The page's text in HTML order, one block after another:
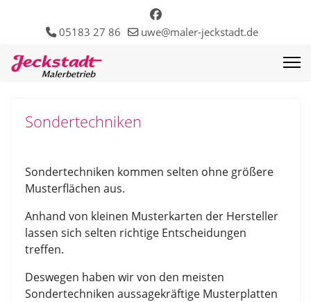
05183 27 86 uwe@maler-jeckstadt.de
Sondertechniken
Sondertechniken kommen selten ohne größere
Musterflächen aus.
Anhand von kleinen Musterkarten der Hersteller
lassen sich selten richtige Entscheidungen
treffen.
Deswegen haben wir von den meisten
Sondertechniken aussagekräftige Musterplatten